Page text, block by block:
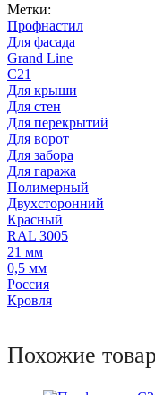
Метки:
Профнастил
Для фасада
Grand Line
С21
Для крыши
Для стен
Для перекрытий
Для ворот
Для забора
Для гаража
Полимерный
Двухсторонний
Красный
RAL 3005
21 мм
0,5 мм
Россия
Кровля
Похожие